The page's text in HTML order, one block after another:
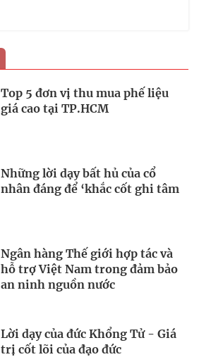
Top 5 đơn vị thu mua phế liệu
giá cao tại TP.HCM
Những lời dạy bất hủ của cổ
nhân đáng để ‘khắc cốt ghi tâm
Ngân hàng Thế giới hợp tác và
hỗ trợ Việt Nam trong đảm bảo
an ninh nguồn nước
Lời dạy của đức Khổng Tử - Giá
trị cốt lõi của đạo đức